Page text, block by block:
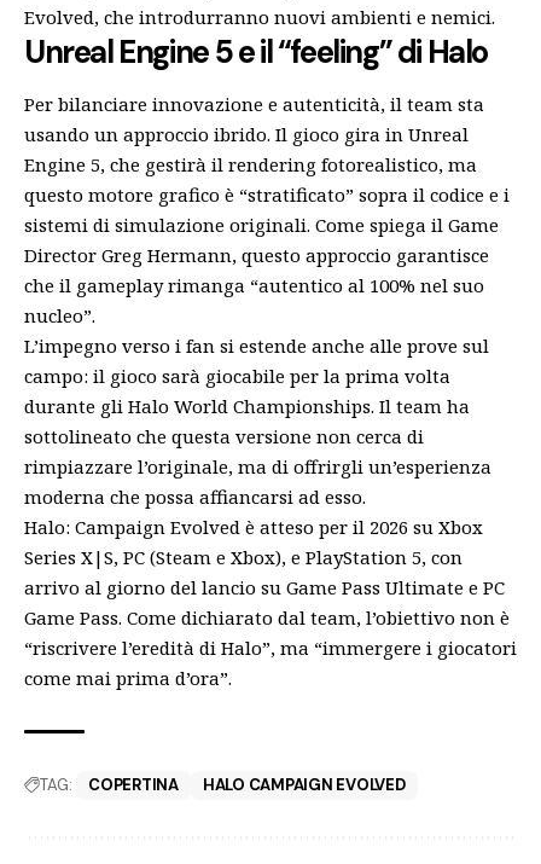
Evolved, che introdurranno nuovi ambienti e nemici.
Unreal Engine 5 e il “feeling” di Halo
Per bilanciare innovazione e autenticità, il team sta
usando un approccio ibrido. Il gioco gira in Unreal
Engine 5, che gestirà il rendering fotorealistico, ma
questo motore grafico è “stratificato” sopra il codice e i
sistemi di simulazione originali. Come spiega il Game
Director Greg Hermann, questo approccio garantisce
che il gameplay rimanga “autentico al 100% nel suo
nucleo”.
L’impegno verso i fan si estende anche alle prove sul
campo: il gioco sarà giocabile per la prima volta
durante gli Halo World Championships. Il team ha
sottolineato che questa versione non cerca di
rimpiazzare l’originale, ma di offrirgli un’esperienza
moderna che possa affiancarsi ad esso.
Halo: Campaign Evolved è atteso per il 2026 su Xbox
Series X|S, PC (Steam e Xbox), e PlayStation 5, con
arrivo al giorno del lancio su Game Pass Ultimate e PC
Game Pass. Come dichiarato dal team, l’obiettivo non è
“riscrivere l’eredità di Halo”, ma “immergere i giocatori
come mai prima d’ora”.
TAG: COPERTINA HALO CAMPAIGN EVOLVED